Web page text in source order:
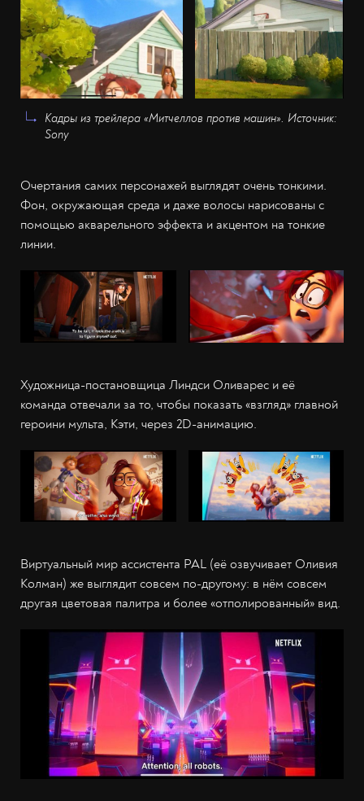
Кадры из трейлера «Митчеллов против машин». Источник:
Sony
Очертания самих персонажей выглядят очень тонкими.
Фон, окружающая среда и даже волосы нарисованы с
помощью акварельного эффекта и акцентом на тонкие
линии.
Художница-постановщица Линдси Оливарес и её
команда отвечали за то, чтобы показать «взгляд» главной
героини мульта, Кэти, через 2D-анимацию.
Виртуальный мир ассистента PAL (её озвучивает Оливия
Колман) же выглядит совсем по-другому: в нём совсем
другая цветовая палитра и более «отполированный» вид.